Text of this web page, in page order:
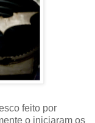
feito por
o iniciaram os